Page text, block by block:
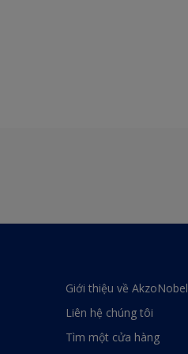
Giới thiệu về AkzoNobel
Liên hệ chúng tôi
Tìm một cửa hàng